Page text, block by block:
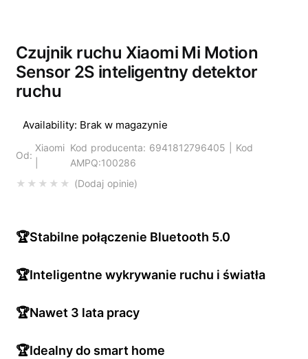
Czujnik ruchu Xiaomi Mi Motion
Sensor 2S inteligentny detektor
ruchu
Dodaj opinie
Availability: Brak w magazynie
Od:
Xiaomi Kod producenta: 6941812796405 | Kod
AMPQ:100286
🏆Stabilne połączenie Bluetooth 5.0
🏆Inteligentne wykrywanie ruchu i światła
🏆Nawet 3 lata pracy
🏆Idealny do smart home